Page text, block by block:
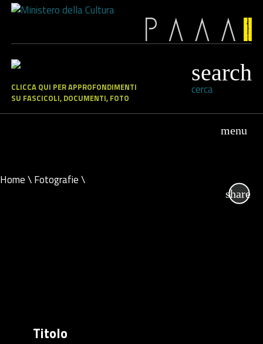
CLICCA QUI PER APPROFONDIMENTI
SU FASCICOLI, DOCUMENTI, FOTO
cerca
Home\Fotografie\
Titolo